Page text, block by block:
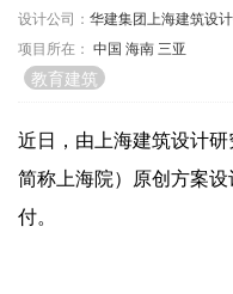
室 内
视 频
头条资讯
业 界
机 构
设计公司： 华建集团上海建筑设
项目所在： 中国 海南 三亚
教育建筑
近日，由上海建筑设计
简称上海院）原创方案
付。